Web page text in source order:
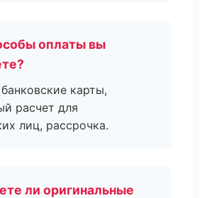
оплаты вы
карты,
расчет для
лиц, рассрочка.
ли оригинальные